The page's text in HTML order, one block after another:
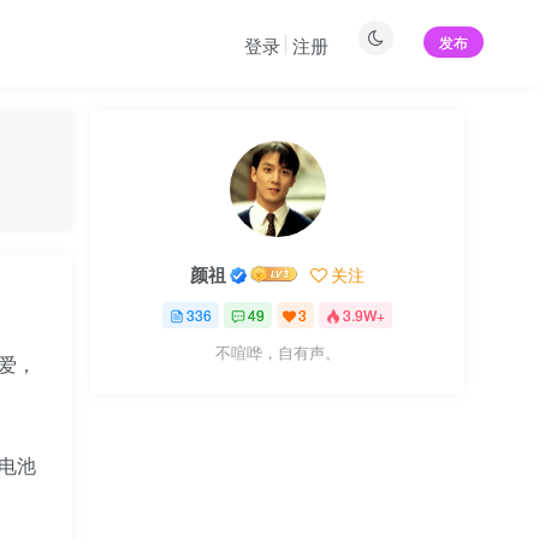
发布
登录 注册
，
池
颜祖 关注
336 49 3 3.9W+
不喧哗，自有声。